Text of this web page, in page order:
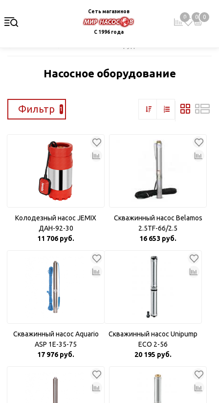
Сеть магазинов
С 1996 года
0 0 0
Насосное оборудование
Фильтр 1
Колодезный насос JEMIX
ДАН-92-30
11 706 руб.
Скважинный насос Belamos
2.5TF-66/2.5
16 653 руб.
Скважинный насос Aquario
ASP 1E-35-75
17 976 руб.
Скважинный насос Unipump
ECO 2-56
20 195 руб.